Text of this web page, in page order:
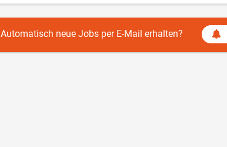
Automatisch neue Jobs per E-Mail erhalten?